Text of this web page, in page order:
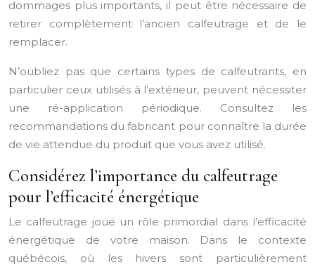
dommages plus importants, il peut être nécessaire de
retirer complètement l’ancien calfeutrage et de le
remplacer.
N’oubliez pas que certains types de calfeutrants, en
particulier ceux utilisés à l’extérieur, peuvent nécessiter
une ré-application périodique. Consultez les
recommandations du fabricant pour connaître la durée
de vie attendue du produit que vous avez utilisé.
Considérez l’importance du calfeutrage
pour l’efficacité énergétique
Le calfeutrage joue un rôle primordial dans l’efficacité
énergétique de votre maison. Dans le contexte
québécois, où les hivers sont particulièrement